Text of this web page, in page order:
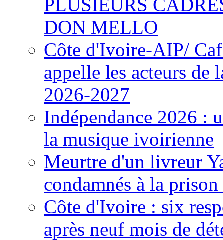
PLUSIEURS
DON MELLO
Côte d'Ivoire-AIP/
appelle les acteurs de
2026-2027
Indépendance 2026 :
la musique ivoirienne
Meurtre d'un livreur
condamnés à la
Côte d'Ivoire : six
après neuf mois de